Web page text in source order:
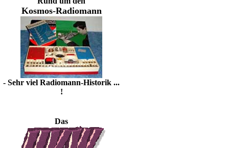
Kosmos-Radiomann
- Sehr viel Radiomann-Historik ...
!
Das